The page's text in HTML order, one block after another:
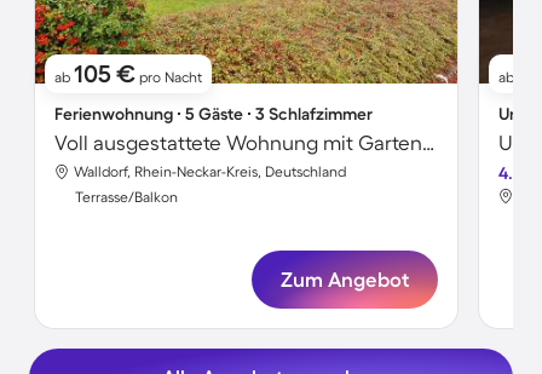
ab 105 € pro Nacht
Ferienwohnung ∙ 5 Gäste ∙ 3 Schlafzimmer
Voll ausgestattete Wohnung mit Garten, schnellem Internet und Terrasse | Gartenblick | Perfekt für die Arbeit von Zuhause
Walldorf, Rhein-Neckar-Kreis, Deutschland
Terrasse/Balkon
Zum Angebot
ab
4.0